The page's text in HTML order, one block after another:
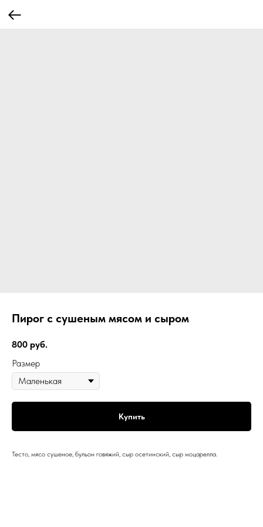
Пирог с сушеным мясом и сыром
800 руб.
Размер
Купить
Тесто, мясо сушеное, бульон говяжий, сыр осетинский, сыр моцарелла.